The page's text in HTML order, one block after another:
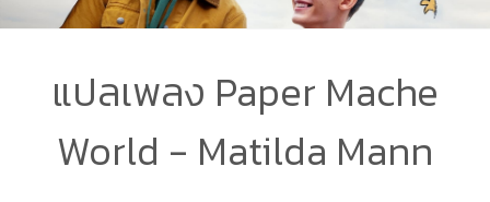
แปลเพลง Paper Mache
World - Matilda Mann